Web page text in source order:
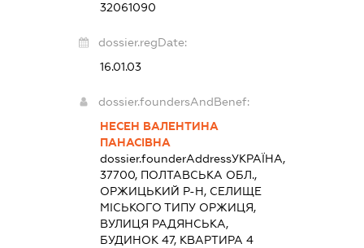
32061090
dossier.regDate:
16.01.03
dossier.foundersAndBenef:
НЕСЕН ВАЛЕНТИНА
ПАНАСІВНА
dossier.founderAddressУКРАЇНА,
37700, ПОЛТАВСЬКА ОБЛ.,
ОРЖИЦЬКИЙ Р-Н, СЕЛИЩЕ
МІСЬКОГО ТИПУ ОРЖИЦЯ,
ВУЛИЦЯ РАДЯНСЬКА,
БУДИНОК 47, КВАРТИРА 4